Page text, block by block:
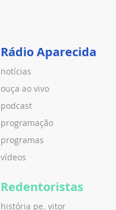
Rádio Aparecida
notícias
ouça ao vivo
podcast
programação
programas
vídeos
Redentoristas
história pe. vitor